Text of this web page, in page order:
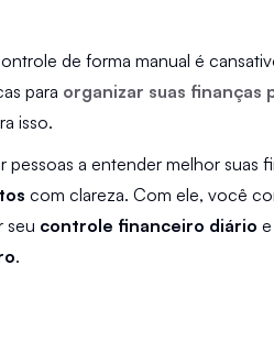
de forma manual é
para organizar suas finanças
isso.
pessoas a entender melhor suas
com clareza. Com ele, você
seu controle financeiro diário
.